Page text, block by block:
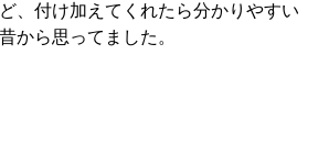
、付け加えてくれたら分かりやすい
から思ってました。